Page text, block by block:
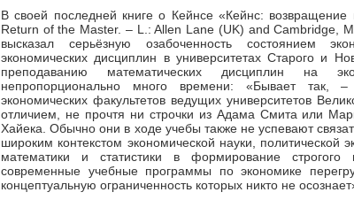
В своей последней книге о Кейнсе «Кейнс:
Return of the Master. – L.: Allen Lane (UK) and Cambridge,
высказал серьёзную озабоченность состоянием
экономических дисциплин в университетах Старого и
преподаванию математических дисциплин на
непропорционально много времени: «Бывает так,
экономических факультетов ведущих университетов
отличием, не прочтя ни строчки из Адама Смита или
Хайека. Обычно они в ходе учебы также не успевают
широким контекстом экономической науки, политической
математики и статистики в формирование
современные учебные программы по экономике
концептуальную ограниченность которых никто не